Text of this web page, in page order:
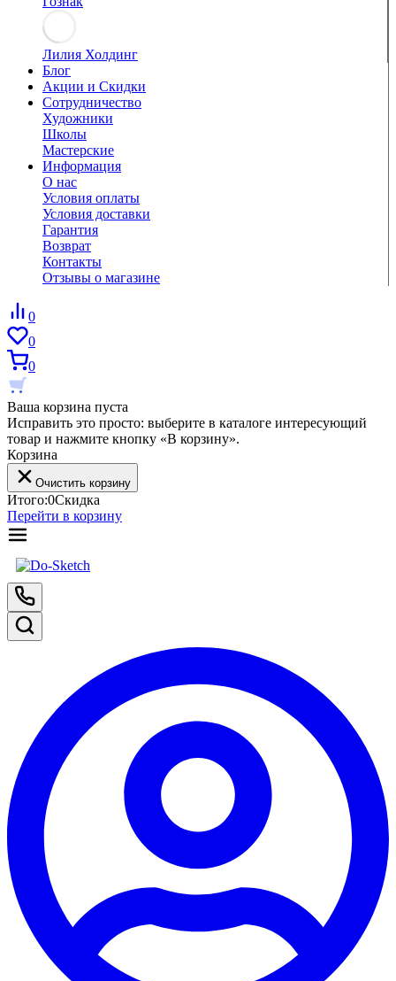
Лилия Холдинг
Блог
Акции и Скидки
Сотрудничество
Художники
Школы
Мастерские
Информация
О нас
Условия оплаты
Условия доставки
Гарантия
Возврат
Контакты
Отзывы о магазине
0
0
0
Ваша корзина пуста
Исправить это просто: выберите в каталоге интересующий
товар и нажмите кнопку «В корзину».
Корзина
Очистить корзину
Итого:0Скидка
Перейти в корзину